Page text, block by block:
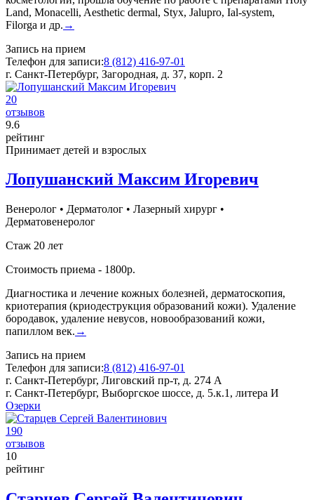
Land, Monacelli, Aesthetic dermal, Styx, Jalupro, Ial-system,
Filorga и др. →
Запись на прием
Телефон для записи:8 (812) 416-97-01
г. Санкт-Петербург, Загородная, д. 37, корп. 2
20
отзывов
9.6
рейтинг
Принимает детей и взрослых
Лопушанский Максим Игоревич
Венеролог • Дерматолог • Лазерный хирург •
Дерматовенеролог
Стаж 20 лет
Стоимость приема - 1800р.
Диагностика и лечение кожных болезней, дерматоскопия,
криотерапия (криодеструкция образований кожи). Удаление
бородавок, удаление невусов, новообразований кожи,
папиллом век. →
Запись на прием
Телефон для записи:8 (812) 416-97-01
г. Санкт-Петербург, Лиговский пр-т, д. 274 А
г. Санкт-Петербург, Выборгское шоссе, д. 5.к.1, литера И
Озерки
190
отзывов
10
рейтинг